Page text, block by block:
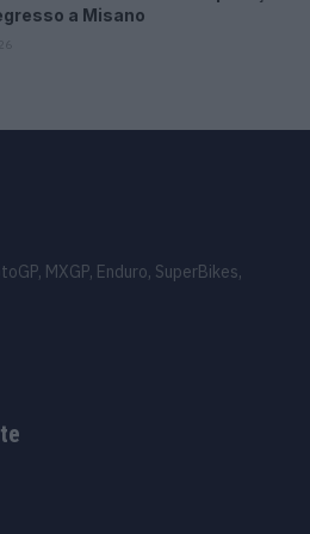
a Misano
MXGP, Enduro, SuperBikes,